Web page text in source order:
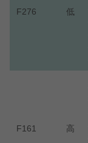
F276 低
F161 高